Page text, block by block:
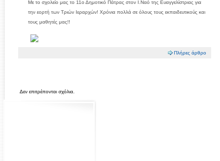
Με το σχολείο μας το 11ο Δημοτικό Πάτρας στον Ι.Ναό της Ευαγγελίστριας για
την εορτή των Τριών Ιεραρχών! Χρόνια πολλά σε όλους τους εκπαιδευτικούς και
τους μαθητές μας!!
Πλήρες άρθρο
Δεν επιτρέπονται σχόλια.